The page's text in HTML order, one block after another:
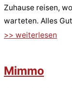
Zuhause reisen,
warteten. Alles
>> weiterlesen
Mimmo